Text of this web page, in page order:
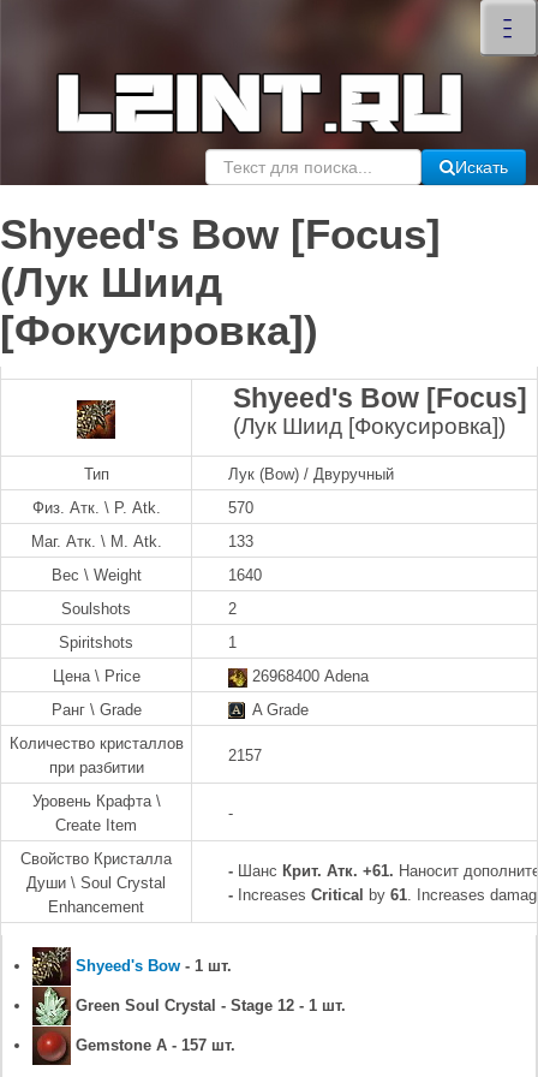
–
–
–
×
Искать
Shyeed's Bow [Focus]
(Лук Шиид
[Фокусировка])
Shyeed's Bow [Focus]
(Лук Шиид [Фокусировка])
Тип
Лук (Bow) / Двуручный
Физ. Атк. \ P. Atk.
570
Маг. Атк. \ M. Atk.
133
Вес \ Weight
1640
Soulshots
2
Spiritshots
1
Цена \ Price
26968400 Adena
Ранг \ Grade
A Grade
Количество кристаллов
при разбитии
2157
Уровень Крафта \
Create Item
-
Свойство Кристалла
Души \ Soul Crystal
Enhancement
- Шанс Крит. Атк. +61. Наносит
- Increases Critical by 61. Increases
Shyeed's Bow - 1 шт.
Green Soul Crystal - Stage 12 - 1 шт.
Gemstone A - 157 шт.